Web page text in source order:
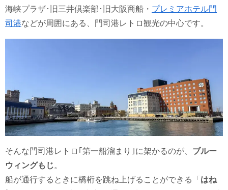
海峡プラザ･旧三井倶楽部･旧大阪商船・ プレミアホテル門
司港などが周囲にある、門司港レトロ観光の中心です。
そんな門司港レトロ｢第一船溜まり｣に架かるのが、 ブルー
ウィングもじ。
船が通行するときに橋桁を跳ね上げることができる「 はね